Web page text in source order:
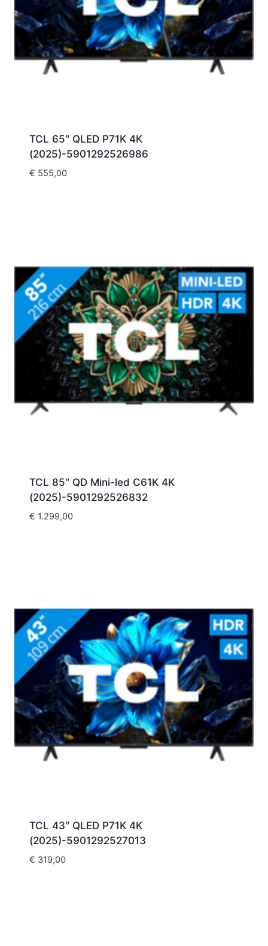
TCL 65″ QLED P71K 4K
(2025)-5901292526986
€ 555,00
TCL 85″ QD Mini-led C61K 4K
(2025)-5901292526832
€ 1.299,00
TCL 43″ QLED P71K 4K
(2025)-5901292527013
€ 319,00